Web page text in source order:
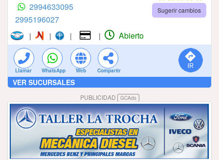
2994633095
2995196027
Sugerir cambios
| | | | Abierto
Llamar WhatsApp Web Compartir
VER SUCURSALES
PUBLICIDAD GCAds